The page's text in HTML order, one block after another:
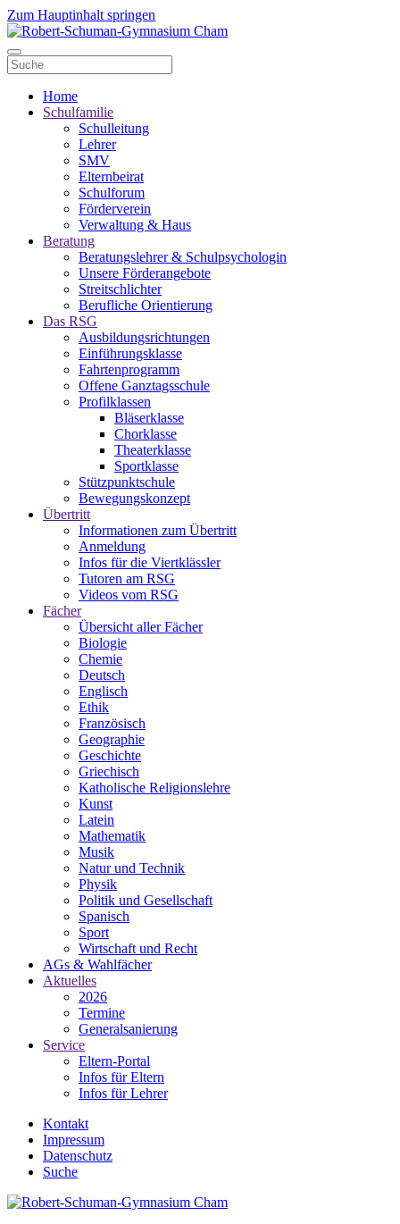
Zum Hauptinhalt springen
Home
Schulfamilie
Schulleitung
Lehrer
SMV
Elternbeirat
Schulforum
Förderverein
Verwaltung & Haus
Beratung
Beratungslehrer & Schulpsychologin
Unsere Förderangebote
Streitschlichter
Berufliche Orientierung
Das RSG
Ausbildungsrichtungen
Einführungsklasse
Fahrtenprogramm
Offene Ganztagsschule
Profilklassen
Bläserklasse
Chorklasse
Theaterklasse
Sportklasse
Stützpunktschule
Bewegungskonzept
Übertritt
Informationen zum Übertritt
Anmeldung
Infos für die Viertklässler
Tutoren am RSG
Videos vom RSG
Fächer
Übersicht aller Fächer
Biologie
Chemie
Deutsch
Englisch
Ethik
Französisch
Geographie
Geschichte
Griechisch
Katholische Religionslehre
Kunst
Latein
Mathematik
Musik
Natur und Technik
Physik
Politik und Gesellschaft
Spanisch
Sport
Wirtschaft und Recht
AGs & Wahlfächer
Aktuelles
2026
Termine
Generalsanierung
Service
Eltern-Portal
Infos für Eltern
Infos für Lehrer
Kontakt
Impressum
Datenschutz
Suche